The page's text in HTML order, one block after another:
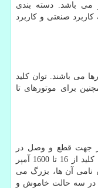
در کلید مینیاتوری 125 آمپر می باشد. دسته بندی
صنعتی و کاربرد
می باشند. توان کلید
آمپر بوده و همچنين برای موتورهای تا
جهت قطع و وصل در
سطح فشار ضعیف است که رنج جریان این کلید از 16 تا 1600 آمپر
نامی آن ها، بزرگ می
در سه حالت خاموش و